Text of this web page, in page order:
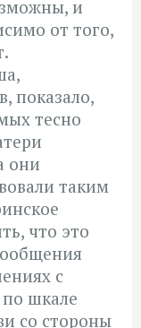
и
от того,
показало,
тесно
они
таким
что это
с
шкале
со стороны